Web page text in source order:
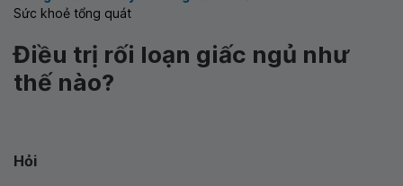
Sức khoẻ tổng quát
Điều trị rối loạn giấc ngủ như
thế nào?
Hỏi